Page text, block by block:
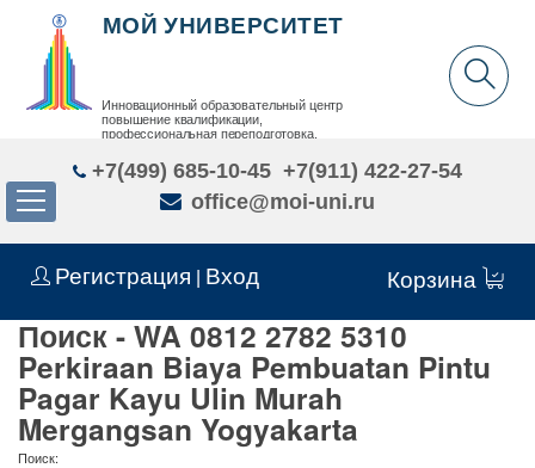
Регистрация Вход Корзина
МОЙ УНИВЕРСИТЕТ
Инновационный образовательный центр
повышение квалификации,
профессиональная переподготовка,
+7(499) 685-10-45 +7(911) 422-27-54
office@moi-uni.ru
Поиск - WA 0812 2782 5310
Perkiraan Biaya Pembuatan Pintu
Pagar Kayu Ulin Murah
Mergangsan Yogyakarta
Поиск: